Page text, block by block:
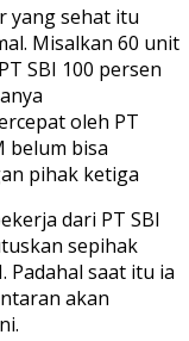
yang sehat itu
Misalkan 60 unit
SBI 100 persen
oleh PT
belum bisa
pihak ketiga
dari PT SBI
sepihak
Padahal saat itu ia
akan